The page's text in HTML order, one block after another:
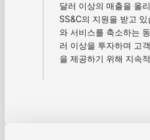
달러 이상의 매출을 올
SS&C의 지원을 받고
와 서비스를 축소하는
러 이상을 투자하며 고
을 제공하기 위해 지속